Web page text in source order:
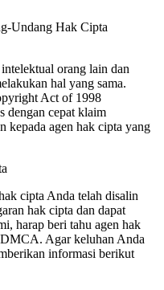
Undang Hak Cipta
orang lain dan
hal yang sama.
Act of 1998
dengan cepat klaim
kepada agen hak cipta yang
cipta Anda telah disalin
hak cipta dan dapat
harap beri tahu agen hak
Agar keluhan Anda
informasi berikut